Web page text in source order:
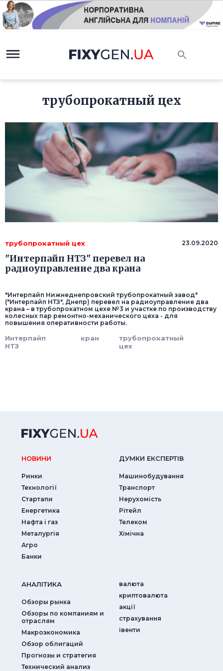
трубопрокатный цех
трубопрокатный цех 23.09.2020
"Интерпайп НТЗ" перевел на
радиоуправление два крана
"Интерпайп Нижнеднепровский трубопрокатный завод"
("Интерпайп НТЗ", Днепр) перевел на радиоуправление два
крана – в трубопрокатном цехе №3 и участке по производству
колесных пар ремонтно-механического цеха - для
повышения оперативности работы.
Интерпайп
НТЗ
кран
трубопрокатный
цех
НОВИНИ
Ринки
Технології
Стартапи
Енергетика
Нафта і газ
Металургія
Агро
Банки
ДУМКИ ЕКСПЕРТIВ
Машинобудування
Транспорт
Нерухомість
Рітейл
Телеком
Хімічна
АНАЛIТИКА
Обзоры рынка
Обзоры по компаниям и
отраслям
Макроэкономика
Обзор облигаций
Прогнозы и стратегия
Технический анализ
валюта
криптовалюта
акції
страхування
iвенти